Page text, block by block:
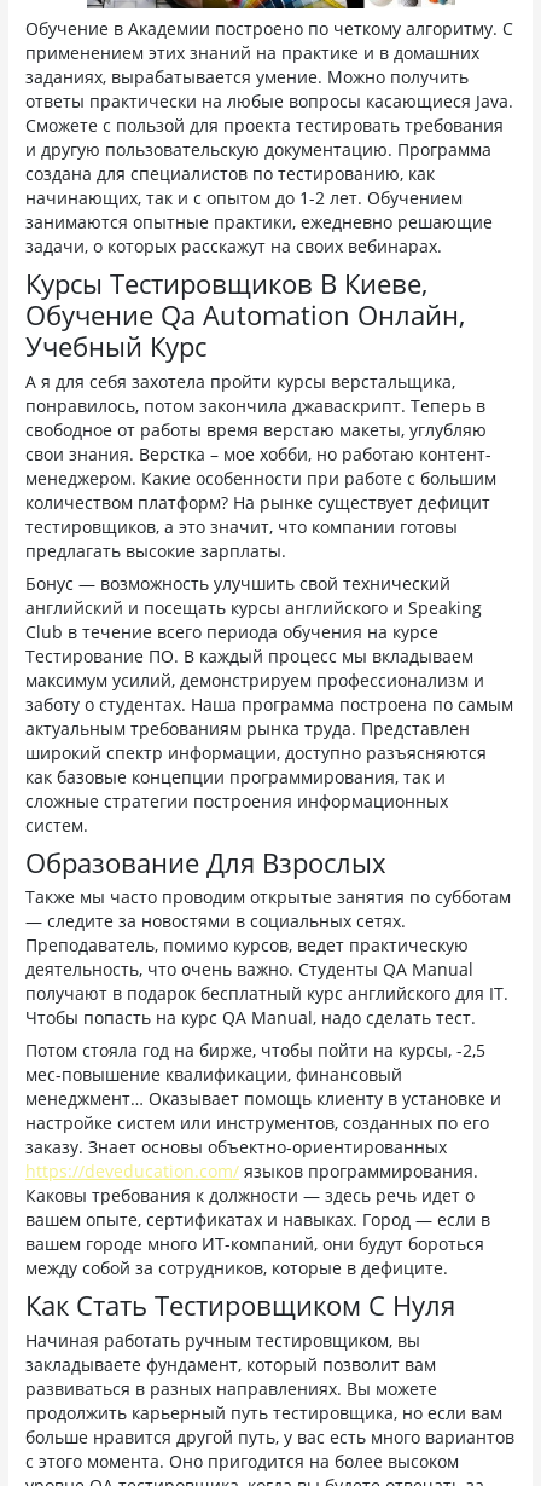
Обучение в Академии построено по четкому алгоритму. С
применением этих знаний на практике и в домашних
заданиях, вырабатывается умение. Можно получить
ответы практически на любые вопросы касающиеся Java.
Сможете с пользой для проекта тестировать требования
и другую пользовательскую документацию. Программа
создана для специалистов по тестированию, как
начинающих, так и с опытом до 1-2 лет. Обучением
занимаются опытные практики, ежедневно решающие
задачи, о которых расскажут на своих вебинарах.
Курсы Тестировщиков В Киеве,
Обучение Qa Automation Онлайн,
Учебный Курс
А я для себя захотела пройти курсы верстальщика,
понравилось, потом закончила джаваскрипт. Теперь в
свободное от работы время верстаю макеты, углубляю
свои знания. Верстка – мое хобби, но работаю контент-
менеджером. Какие особенности при работе с большим
количеством платформ? На рынке существует дефицит
тестировщиков, а это значит, что компании готовы
предлагать высокие зарплаты.
Бонус — возможность улучшить свой технический
английский и посещать курсы английского и Speaking
Club в течение всего периода обучения на курсе
Тестирование ПО. В каждый процесс мы вкладываем
максимум усилий, демонстрируем профессионализм и
заботу о студентах. Наша программа построена по самым
актуальным требованиям рынка труда. Представлен
широкий спектр информации, доступно разъясняются
как базовые концепции программирования, так и
сложные стратегии построения информационных
систем.
Образование Для Взрослых
Также мы часто проводим открытые занятия по субботам
— следите за новостями в социальных сетях.
Преподаватель, помимо курсов, ведет практическую
деятельность, что очень важно. Студенты QA Manual
получают в подарок бесплатный курс английского для IT.
Чтобы попасть на курс QA Manual, надо сделать тест.
Потом стояла год на бирже, чтобы пойти на курсы, -2,5
мес-повышение квалификации, финансовый
менеджмент… Оказывает помощь клиенту в установке и
настройке систем или инструментов, созданных по его
заказу. Знает основы объектно-ориентированных
https://deveducation.com/ языков программирования.
Каковы требования к должности — здесь речь идет о
вашем опыте, сертификатах и навыках. Город — если в
вашем городе много ИТ-компаний, они будут бороться
между собой за сотрудников, которые в дефиците.
Как Стать Тестировщиком С Нуля
Начиная работать ручным тестировщиком, вы
закладываете фундамент, который позволит вам
развиваться в разных направлениях. Вы можете
продолжить карьерный путь тестировщика, но если вам
больше нравится другой путь, у вас есть много вариантов
с этого момента. Оно пригодится на более высоком